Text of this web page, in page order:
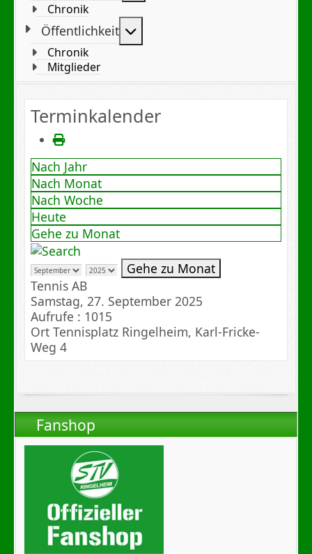
Chronik
Öffentlichkeit
Chronik
Mitglieder
Fanshop
Terminkalender
Nach Jahr
Nach Monat
Nach Woche
Heute
Gehe zu Monat
Gehe zu Monat
Tennis AB
Samstag, 27. September 2025
Aufrufe : 1015
Ort Tennisplatz Ringelheim, Karl-Fricke-
Weg 4